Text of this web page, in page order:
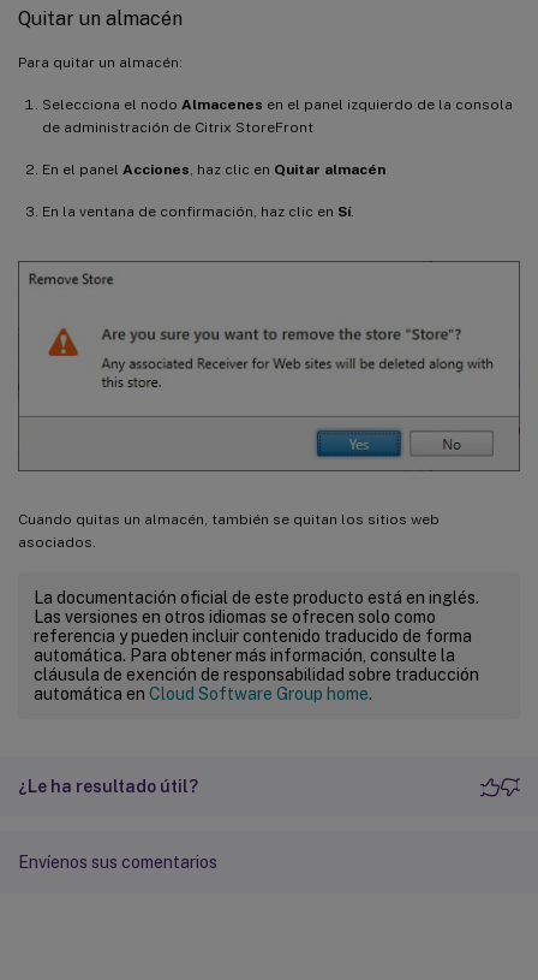
Quitar un almacén
Para quitar un almacén:
Selecciona el nodo Almacenes en el panel izquierdo de la consola
de administración de Citrix StoreFront
En el panel Acciones , haz clic en Quitar almacén
En la ventana de confirmación, haz clic en Sí.
Cuando quitas un almacén, también se quitan los sitios web
asociados.
La documentación oficial de este producto está en inglés.
Las versiones en otros idiomas se ofrecen solo como
referencia y pueden incluir contenido traducido de forma
automática. Para obtener más información, consulte la
cláusula de exención de responsabilidad sobre traducción
automática en Cloud Software Group home.
¿Le ha resultado útil?
Envíenos sus comentarios